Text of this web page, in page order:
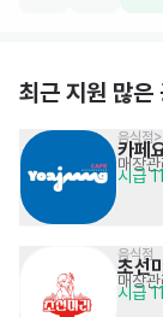
최근 지원 많은
음식점
카페
매장
시급
음식점
초선
매장
시급